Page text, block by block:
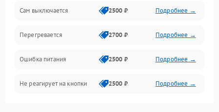
Сам выключается 2500 ₽ Подробнее →
Перегревается 2700 ₽ Подробнее →
Ошибка питания 2500 ₽ Подробнее →
Не реагирует на кнопки 2500 ₽ Подробнее →